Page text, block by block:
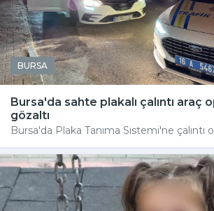
BURSA
Bursa'da sahte plakalı çalıntı araç
gözaltı
Bursa'da Plaka Tanıma Sistemi'ne çalıntı